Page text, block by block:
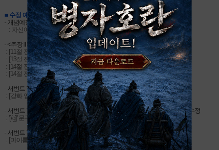
■ 수정 예정 사항
- 개념예장 '송곳니를 가는 암검' 상세정보 오탈자 수정
   : 자신이 이룬 '업무'의 성과를 → 자신이 이룬 '업무'의 성과를.
- <주장Ⅲ 신영장후계전 아키타입 인셉션> 시나리오 오탈자 수정
: [11절 진행도 2] 태양 빛 → 태양빛
: [13절 진행도 3] 오후 1등으로 → 오후에 1등으로 도착해도
: [14절 진행도 1] 약하더도 → 약하더라도
: [14절 진행도 3] 머나면 → 머나먼
- 서번트 '★4(SR) 토머스 에디슨' 음성 자막 오탈자 수정
: [강화 영기재림 3] 최신의 → 그야말로 최신의
- 서번트 '★3(R) 질 드 레(세이버)' SKILL 1 '성처녀의 개선 EX' 설명 오탈자 수정
: '[/g]' 문구 삭제
- 서번트 '★4(SR) UDK-바게스트' 음성 자막 미노출 수정
: [마이룸 대화 3 여성 주인공 선택 시] 음성 자막